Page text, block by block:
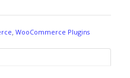
,WooCommerce Plugins